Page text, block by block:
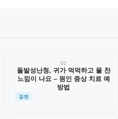
02
돌발성난청, 귀가 먹먹하고 물 찬
느낌이 나요 – 원인 증상 치료 예
방법
질병